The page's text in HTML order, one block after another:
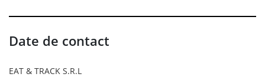
Date de contact
EAT & TRACK S.R.L